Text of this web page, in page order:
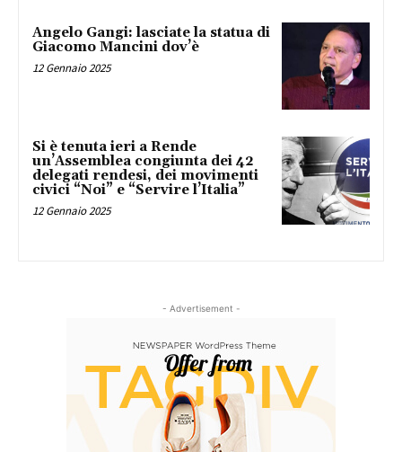
Angelo Gangi: lasciate la statua di
Giacomo Mancini dov’è
12 Gennaio 2025
Si è tenuta ieri a Rende
un’Assemblea congiunta dei 42
delegati rendesi, dei movimenti
civici “Noi” e “Servire l’Italia”
12 Gennaio 2025
- Advertisement -